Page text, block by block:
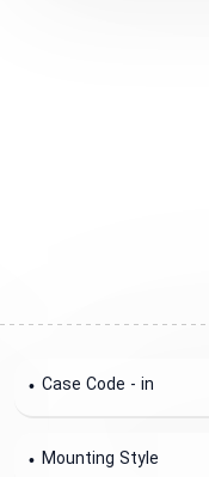
Case Code - in
Mounting Style